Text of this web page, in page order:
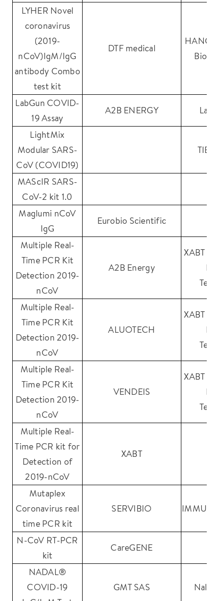
LYHER Novel
coronavirus
(2019-
nCoV)IgM/IgG
antibody Combo
test kit
DTF medical
LabGun COVID-
19 Assay
A2B ENERGY
LightMix
Modular SARS-
CoV (COVID19)
TIB
MAScIR SARS-
CoV-2 kit 1.0
Maglumi nCoV
IgG
Eurobio Scientific
Multiple Real-
Time PCR Kit
Detection 2019-
nCoV
A2B Energy
XABT
Multiple Real-
Time PCR Kit
Detection 2019-
nCoV
ALUOTECH
XABT
Multiple Real-
Time PCR Kit
Detection 2019-
nCoV
VENDEIS
XABT
Multiple Real-
Time PCR kit for
Detection of
2019-nCoV
XABT
Mutaplex
Coronavirus real
time PCR kit
SERVIBIO
N-CoV RT-PCR
kit
CareGENE
NADAL®
COVID-19
GMT SAS Nal